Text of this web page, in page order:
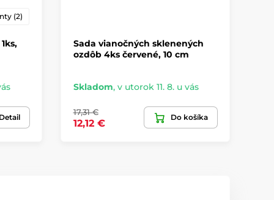
(2)
Sada vianočných sklenených
ozdôb 4ks červené, 10 cm
Skladom, v utorok 11. 8. u vás
17,31 €
12,12 €
Do košíka